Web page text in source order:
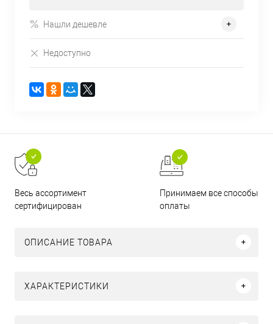
Нашли дешевле
Недоступно
Весь ассортимент
сертифицирован
Принимаем все способы
оплаты
ОПИСАНИЕ ТОВАРА
ХАРАКТЕРИСТИКИ